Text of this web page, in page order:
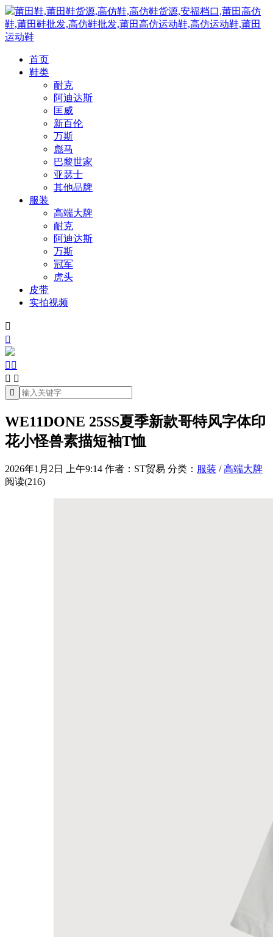
莆田鞋,莆田鞋货源,高仿鞋,高仿鞋货源,安福档口,莆田高仿
鞋,莆田鞋批发,高仿鞋批发,莆田高仿运动鞋,高仿运动鞋,莆田
运动鞋
首页
鞋类
耐克
阿迪达斯
匡威
新百伦
万斯
彪马
巴黎世家
亚瑟士
其他品牌
服装
高端大牌
耐克
阿迪达斯
万斯
冠军
虎头
皮带
实拍视频


 
 

WE11DONE 25SS夏季新款哥特风字体印
花小怪兽素描短袖T恤
2026年1月2日 上午9:14 作者：ST贸易 分类： 服装 /高端大牌
阅读(216)